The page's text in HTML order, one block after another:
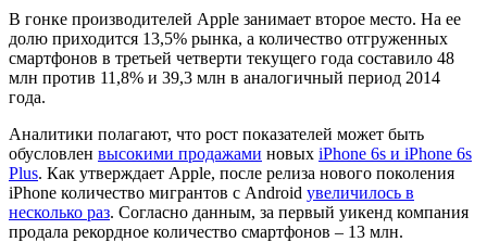
В гонке производителей Apple занимает второе место. На ее
долю приходится 13,5% рынка, а количество отгруженных
смартфонов в третьей четверти текущего года составило 48
млн против 11,8% и 39,3 млн в аналогичный период 2014
года.
Аналитики полагают, что рост показателей может быть
обусловлен высокими продажами новых iPhone 6s и iPhone 6s
Plus. Как утверждает Apple, после релиза нового поколения
iPhone количество мигрантов с Android увеличилось в
несколько раз. Согласно данным, за первый уикенд компания
продала рекордное количество смартфонов – 13 млн.